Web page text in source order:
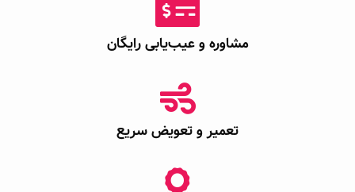
مشاوره و عیب‌یابی رایگان
تعمیر و تعویض سریع